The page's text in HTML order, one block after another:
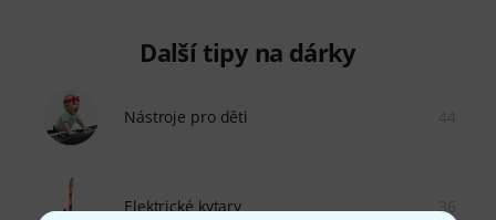
Další tipy na dárky
Nástroje pro děti
Elektrické kytary